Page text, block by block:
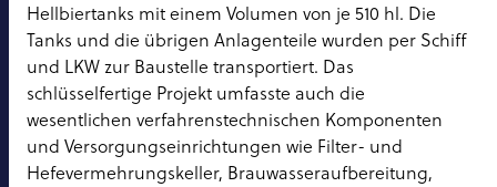
Hellbiertanks mit einem Volumen von je 510 hl. Die
Tanks und die übrigen Anlagenteile wurden per Schiff
und LKW zur Baustelle transportiert. Das
schlüsselfertige Projekt umfasste auch die
wesentlichen verfahrenstechnischen Komponenten
und Versorgungseinrichtungen wie Filter- und
Hefevermehrungskeller, Brauwasseraufbereitung,